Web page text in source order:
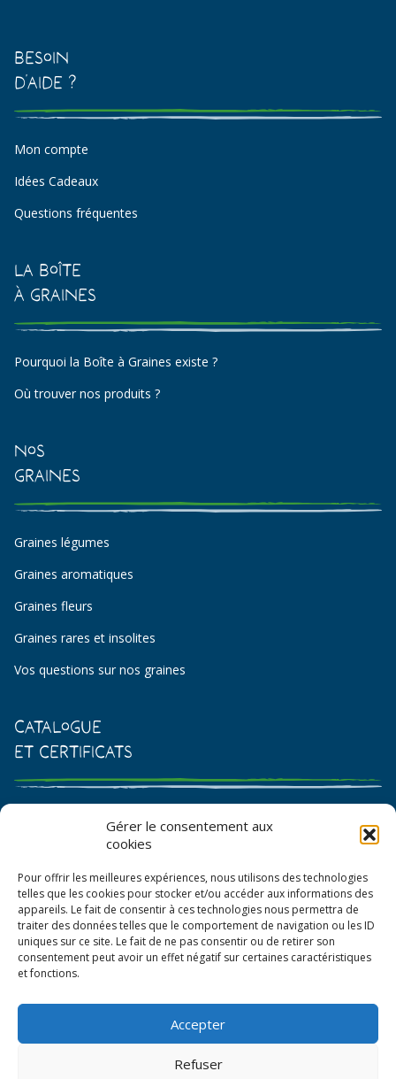
Gérer le consentement aux
cookies
Pour offrir les meilleures expériences, nous utilisons des technologies
telles que les cookies pour stocker et/ou accéder aux informations des
appareils. Le fait de consentir à ces technologies nous permettra de
traiter des données telles que le comportement de navigation ou les ID
uniques sur ce site. Le fait de ne pas consentir ou de retirer son
consentement peut avoir un effet négatif sur certaines caractéristiques
et fonctions.
Accepter
Refuser
Besoin
d'aide ?
Mon compte
Idées Cadeaux
Questions fréquentes
La Boîte
à Graines
Pourquoi la Boîte à Graines existe ?
Où trouver nos produits ?
Nos
Graines
Graines légumes
Graines aromatiques
Graines fleurs
Graines rares et insolites
Vos questions sur nos graines
Catalogue
et certificats
Catalogue de graines et semences
Bon de commande